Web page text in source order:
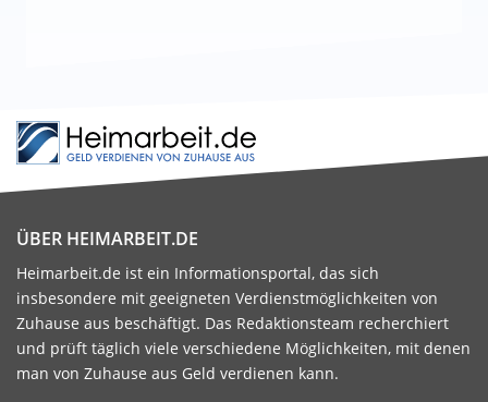
ÜBER HEIMARBEIT.DE
Heimarbeit.de ist ein Informationsportal, das sich
insbesondere mit geeigneten Verdienstmöglichkeiten von
Zuhause aus beschäftigt. Das Redaktionsteam recherchiert
und prüft täglich viele verschiedene Möglichkeiten, mit denen
man von Zuhause aus Geld verdienen kann.